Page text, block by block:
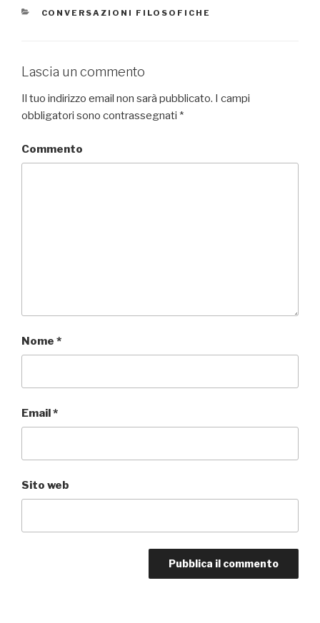
CATEGORIE
CONVERSAZIONI FILOSOFICHE
Lascia un commento
Il tuo indirizzo email non sarà pubblicato. I campi
obbligatori sono contrassegnati *
Commento
Nome *
Email*
Sito web